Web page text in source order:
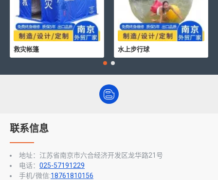
救灾帐篷 水上步行球
联系信息
地址：江苏省南京市六合经济开发区龙华路21号
电话： 025-57191229
手机/微信:18761810156